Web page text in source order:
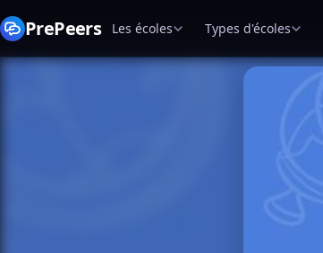
PrePeers Les écoles Types d'écoles